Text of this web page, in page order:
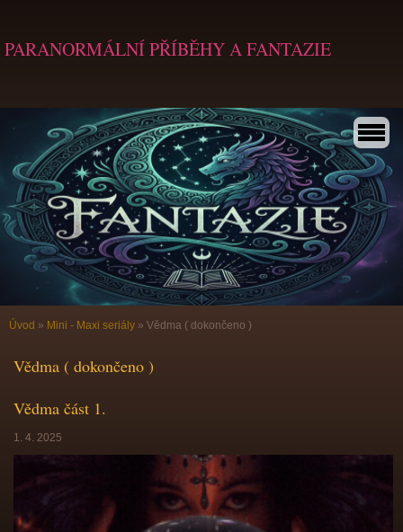
PARANORMÁLNÍ PŘÍBĚHY A FANTAZIE
Úvod » Mini - Maxi seriály » Vědma ( dokončeno )
Vědma ( dokončeno )
Vědma část 1.
1. 4. 2025